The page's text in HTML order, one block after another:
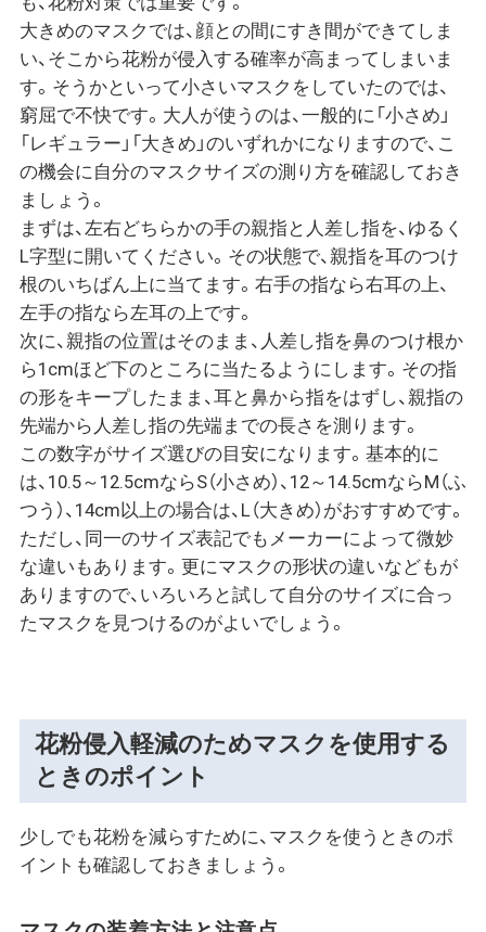
大きめのマスクでは、顔との間にすき間ができてしま
い、そこから花粉が侵入する確率が高まってしまいま
す。そうかといって小さいマスクをしていたのでは、
窮屈で不快です。大人が使うのは、一般的に「小さめ」
「レギュラー」「大きめ」のいずれかになりますので、こ
の機会に自分のマスクサイズの測り方を確認しておき
ましょう。
まずは、左右どちらかの手の親指と人差し指を、ゆるく
L字型に開いてください。その状態で、親指を耳のつけ
根のいちばん上に当てます。右手の指なら右耳の上、
左手の指なら左耳の上です。
次に、親指の位置はそのまま、人差し指を鼻のつけ根か
ら1cmほど下のところに当たるようにします。その指
の形をキープしたまま、耳と鼻から指をはずし、親指の
先端から人差し指の先端までの長さを測ります。
この数字がサイズ選びの目安になります。基本的に
は、10.5～12.5cmならS（小さめ）、12～14.5cmならM（ふ
つう）、14cm以上の場合は、L（大きめ）がおすすめです。
ただし、同一のサイズ表記でもメーカーによって微妙
な違いもあります。更にマスクの形状の違いなどもが
ありますので、いろいろと試して自分のサイズに合っ
たマスクを見つけるのがよいでしょう。
花粉侵入軽減のためマスクを使用する
ときのポイント
少しでも花粉を減らすために、マスクを使うときのポ
イントも確認しておきましょう。